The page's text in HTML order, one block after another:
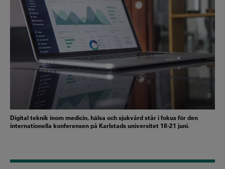
Digital teknik inom medicin, hälsa och sjukvård står i fokus för den
internationella konferensen på Karlstads universitet 18-21 juni.